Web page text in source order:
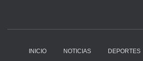
INICIO NOTICIAS DEPORTES